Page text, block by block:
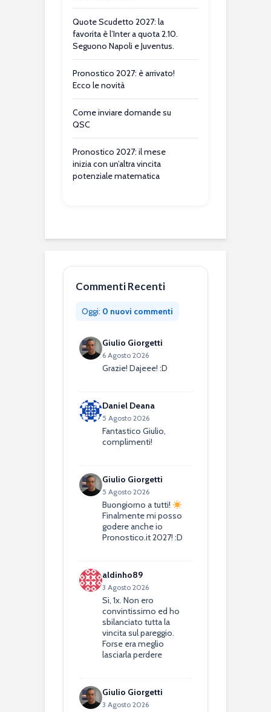
Quote Scudetto 2027: la
favorita è l’Inter a quota 2.10.
Seguono Napoli e Juventus.
Pronostico 2027: è arrivato!
Ecco le novità
Come inviare domande su
QSC
Pronostico 2027: il mese
inizia con un’altra vincita
potenziale matematica
Commenti Recenti
Oggi: 0 nuovi commenti
Giulio Giorgetti
6 Agosto 2026
Grazie! Dajeee! :D
Daniel Deana
5 Agosto 2026
Fantastico Giulio,
complimenti!
Giulio Giorgetti
5 Agosto 2026
Buongiorno a tutti!
Finalmente mi posso
godere anche io
Pronostico.it 2027! :D
aldinho89
3 Agosto 2026
Si, 1x. Non ero
convintissimo ed ho
sbilanciato tutta la
vincita sul pareggio.
Forse era meglio
lasciarla perdere
Giulio Giorgetti
3 Agosto 2026